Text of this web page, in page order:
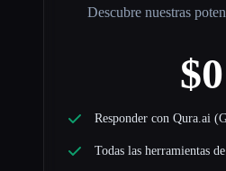
Descubre nuestras
$0
Responder con Qura.ai
Todas las herramientas